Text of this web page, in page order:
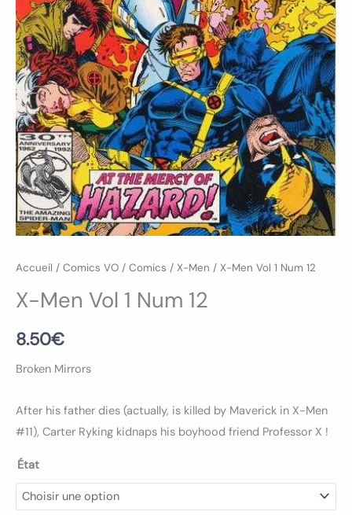
Accueil / Comics VO / Comics / X-Men / X-Men Vol 1 Num 12
X-Men Vol 1 Num 12
8.50€
Broken Mirrors
After his father dies (actually, is killed by Maverick in X-Men
#11), Carter Ryking kidnaps his boyhood friend Professor X !
État